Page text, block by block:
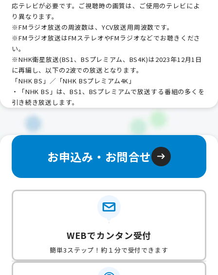
応テレビが必要です。ご視聴時の画質は、ご使用のテレビによ
り異なります。
※FMラジオ放送の周波数は、YCV放送用周波数です。
※FMラジオ放送はFMステレオやFMラジオなどでお聴きくださ
い。
※NHK衛星放送(BS1、BSプレミアム、BS4K)は2023年12月1日
に再編し、以下の2波での放送となります。
「NHK BS」／「NHK BSプレミアム4K」
・「NHK BS」は、BS1、BSプレミアムで放送する番組の多くを
引き続き放送します。
お申込み・お問合せ
WEBでカンタン受付
簡単3ステップ！約１分で受付できます